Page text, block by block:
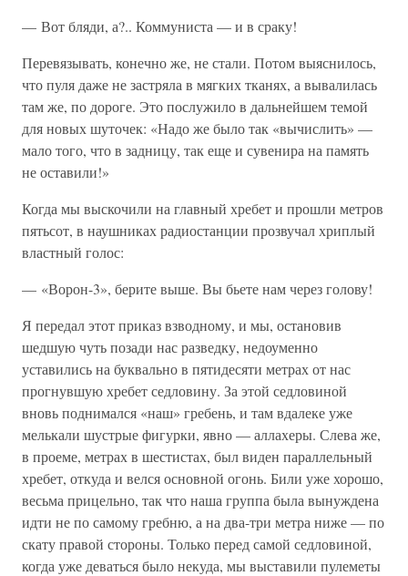
— Вот бляди, а?.. Коммуниста — и в сраку!
Перевязывать, конечно же, не стали. Потом выяснилось,
что пуля даже не застряла в мягких тканях, а вывалилась
там же, по дороге. Это послужило в дальнейшем темой
для новых шуточек: «Надо же было так «вычислить» —
мало того, что в задницу, так еще и сувенира на память
не оставили!»
Когда мы выскочили на главный хребет и прошли метров
пятьсот, в наушниках радиостанции прозвучал хриплый
властный голос:
— «Ворон-3», берите выше. Вы бьете нам через голову!
Я передал этот приказ взводному, и мы, остановив
шедшую чуть позади нас разведку, недоуменно
уставились на буквально в пятидесяти метрах от нас
прогнувшую хребет седловину. За этой седловиной
вновь поднимался «наш» гребень, и там вдалеке уже
мелькали шустрые фигурки, явно — аллахеры. Слева же,
в проеме, метрах в шестистах, был виден параллельный
хребет, откуда и велся основной огонь. Били уже хорошо,
весьма прицельно, так что наша группа была вынуждена
идти не по самому гребню, а на два-три метра ниже — по
скату правой стороны. Только перед самой седловиной,
когда уже деваться было некуда, мы выставили пулеметы